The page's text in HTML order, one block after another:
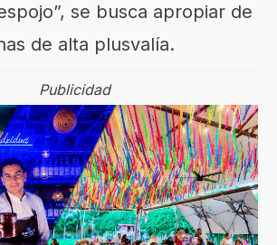
se busca apropiar de
de alta plusvalía.
Publicidad